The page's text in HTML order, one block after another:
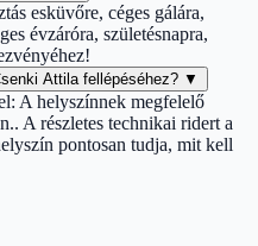
esküvőre, céges gálára,
évzáróra, születésnapra,
Attila fellépéséhez? ▼
A helyszínnek megfelelő
A részletes technikai ridert a
pontosan tudja, mit kell